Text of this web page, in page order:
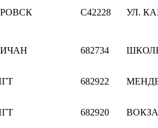
C42228 УЛ.
682734
682922
682920